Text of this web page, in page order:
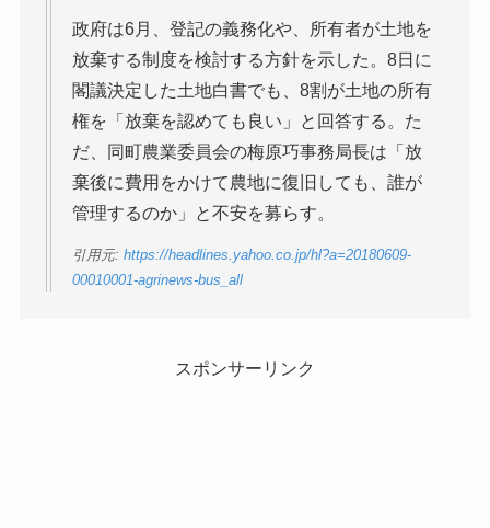
政府は6月、登記の義務化や、所有者が土地を
放棄する制度を検討する方針を示した。8日に
閣議決定した土地白書でも、8割が土地の所有
権を「放棄を認めても良い」と回答する。た
だ、同町農業委員会の梅原巧事務局長は「放
棄後に費用をかけて農地に復旧しても、誰が
管理するのか」と不安を募らす。
引用元: https://headlines.yahoo.co.jp/hl?a=20180609-
00010001-agrinews-bus_all
スポンサーリンク